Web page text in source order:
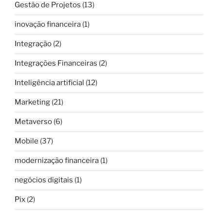
Gestão de Projetos (13)
inovação financeira (1)
Integração (2)
Integrações Financeiras (2)
Inteligência artificial (12)
Marketing (21)
Metaverso (6)
Mobile (37)
modernização financeira (1)
negócios digitais (1)
Pix (2)